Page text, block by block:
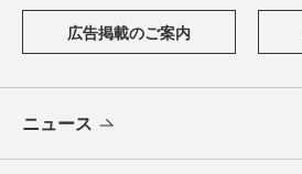
広告掲載のご案内
ニュース